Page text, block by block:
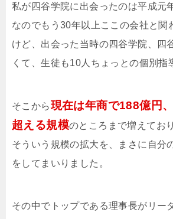
私が四谷学院に出会ったのは平成元
なのでもう30年以上ここの会社と関
けど、出会った当時の四谷学院、四
くて、生徒も10人ちょっとの個別指
そこから現在は年商で188億円
超える規模のところまで増えてお
そういう規模の拡大を、まさに自分
をしてまいりました。
その中でトップである理事長がリー